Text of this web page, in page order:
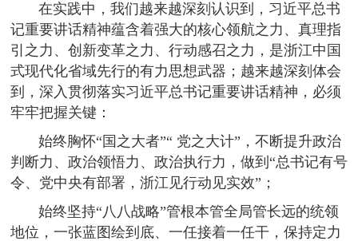
在实践中，我们越来越深刻认识到，习近平总书
记重要讲话精神蕴含着强大的核心领航之力、真理指
引之力、创新变革之力、行动感召之力，是浙江中国
式现代化省域先行的有力思想武器；越来越深刻体会
到，深入贯彻落实习近平总书记重要讲话精神，必须
牢牢把握关键：
始终胸怀“国之大者”“ 党之大计”，不断提升政治
判断力、政治领悟力、政治执行力，做到“总书记有号
令、党中央有部署，浙江见行动见实效”；
始终坚持“八八战略”管根本管全局管长远的统领
地位，一张蓝图绘到底、一任接着一任干，保持定力